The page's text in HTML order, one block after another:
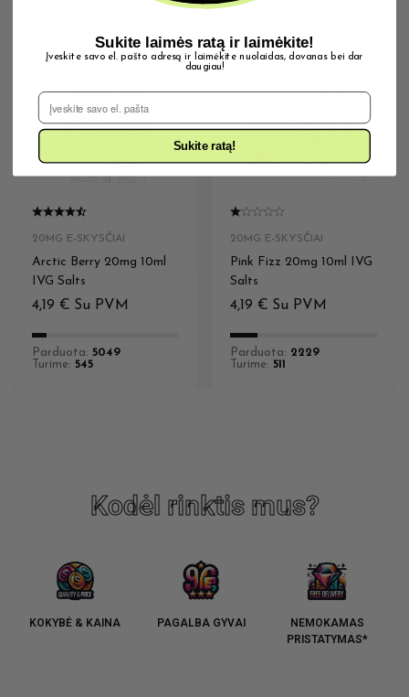
20MG E-SKYSČIAI
Arctic Berry 20mg 10ml
IVG Salts
4,19 € Su PVM
Parduota: 5049
Turime: 545
20MG E-SKYSČIAI
Pink Fizz 20mg 10ml IVG
Salts
4,19 € Su PVM
Parduota: 2229
Turime: 511
Kodėl rinktis mus?
KOKYBĖ & KAINA PAGALBA GYVAI
NEMOKAMAS
PRISTATYMAS*
Sukite laimės ratą ir laimėkite!
Įveskite savo el. pašto adresą ir laimėkite nuolaidas, dovanas bei dar
daugiau!
El. Pašto adresas
Sukite ratą!